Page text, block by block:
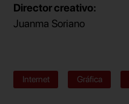
Director creativo:
Juanma Soriano
Internet Gráfica